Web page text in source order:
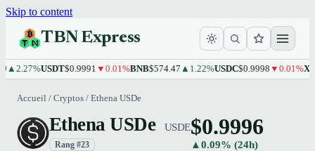
Skip to content
TBN Express
USDT$0.9991▼0.01%BNB$574.47▲1.22%USDC$0.9998▼0.01%XRP
Accueil / Cryptos / Ethena USDe
Ethena USDe USDE
Rang #23
$0.9996
▲0.09% (24h)